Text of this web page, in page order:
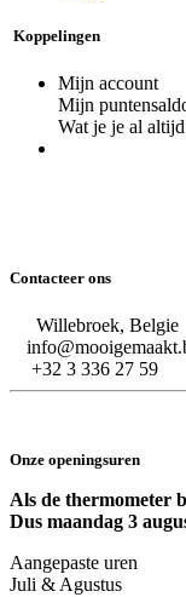
Koppelingen
Mijn account
Mijn
Wat je je al
Contacteer ons
Willebroek, Belgie
+32 3 336 27 59
Onze openingsuren
Als de thermometer
Dus maandag 3
Aangepaste uren
Juli & Agustus